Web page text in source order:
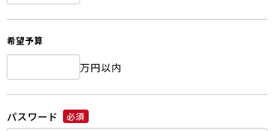
希望予算
万円以内
パスワード 必須